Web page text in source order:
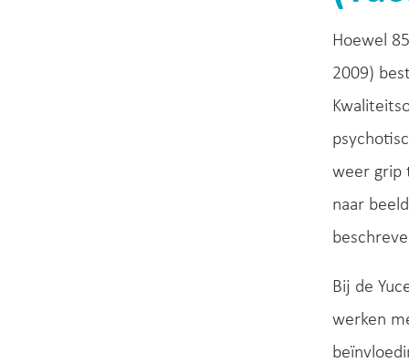
Hoewel
2009)
weer grip
naar
Bij de
werken